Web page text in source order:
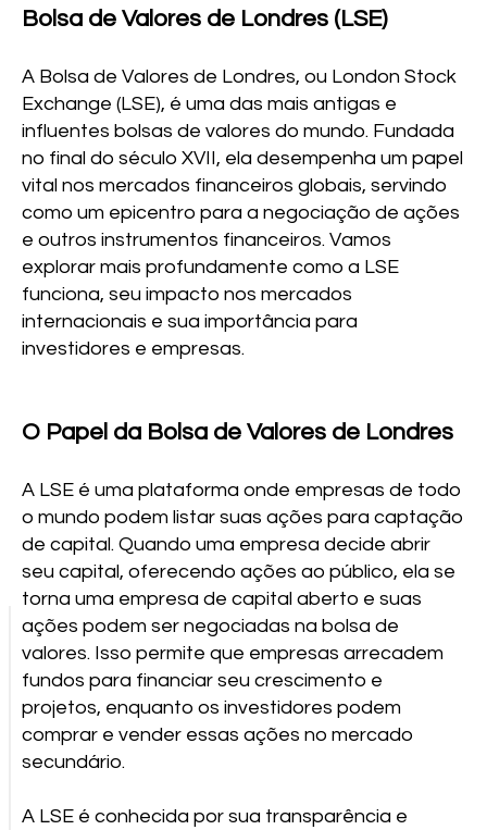
Bolsa de Valores de Londres (LSE)
A Bolsa de Valores de Londres, ou London Stock
Exchange (LSE), é uma das mais antigas e
influentes bolsas de valores do mundo. Fundada
no final do século XVII, ela desempenha um papel
vital nos mercados financeiros globais, servindo
como um epicentro para a negociação de ações
e outros instrumentos financeiros. Vamos
explorar mais profundamente como a LSE
funciona, seu impacto nos mercados
internacionais e sua importância para
investidores e empresas.
O Papel da Bolsa de Valores de Londres
A LSE é uma plataforma onde empresas de todo
o mundo podem listar suas ações para captação
de capital. Quando uma empresa decide abrir
seu capital, oferecendo ações ao público, ela se
torna uma empresa de capital aberto e suas
ações podem ser negociadas na bolsa de
valores. Isso permite que empresas arrecadem
fundos para financiar seu crescimento e
projetos, enquanto os investidores podem
comprar e vender essas ações no mercado
secundário.
A LSE é conhecida por sua transparência e